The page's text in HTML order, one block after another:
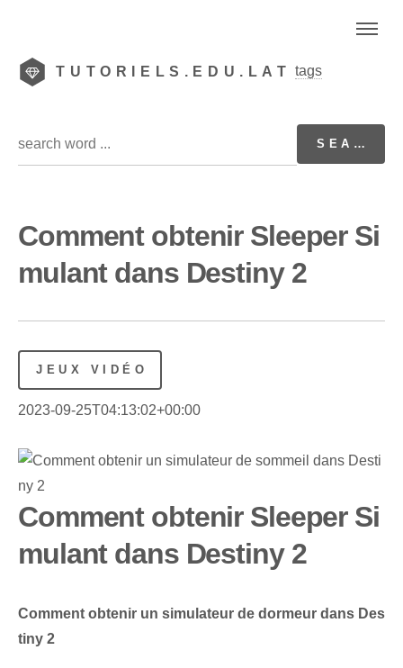
TUTORIELS.EDU.LAT tags
Comment obtenir Sleeper Si
mulant dans Destiny 2
JEUX VIDÉO
2023-09-25T04:13:02+00:00
Comment obtenir Sleeper Si
mulant dans Destiny 2
Comment obtenir un simulateur de dormeur dans Des
tiny 2